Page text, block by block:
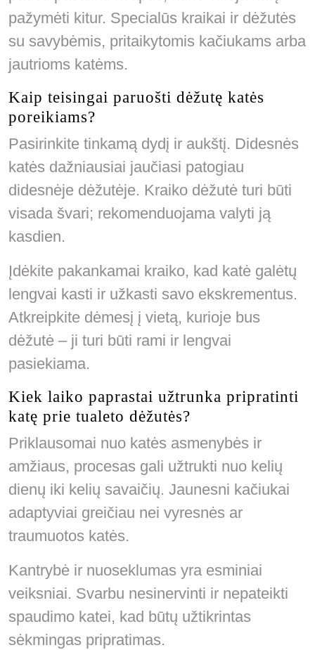
pažymėti kitur. Specialūs kraikai ir dėžutės
su savybėmis, pritaikytomis kačiukams arba
jautrioms katėms.
Kaip teisingai paruošti dėžutę katės
poreikiams?
Pasirinkite tinkamą dydį ir aukštį. Didesnės
katės dažniausiai jaučiasi patogiau
didesnėje dėžutėje. Kraiko dėžutė turi būti
visada švari; rekomenduojama valyti ją
kasdien.
Įdėkite pakankamai kraiko, kad katė galėtų
lengvai kasti ir užkasti savo ekskrementus.
Atkreipkite dėmesį į vietą, kurioje bus
dėžutė – ji turi būti rami ir lengvai
pasiekiama.
Kiek laiko paprastai užtrunka pripratinti
katę prie tualeto dėžutės?
Priklausomai nuo katės asmenybės ir
amžiaus, procesas gali užtrukti nuo kelių
dienų iki kelių savaičių. Jaunesni kačiukai
adaptyviai greičiau nei vyresnės ar
traumuotos katės.
Kantrybė ir nuoseklumas yra esminiai
veiksniai. Svarbu nesinervinti ir nepateikti
spaudimo katei, kad būtų užtikrintas
sėkmingas pripratimas.